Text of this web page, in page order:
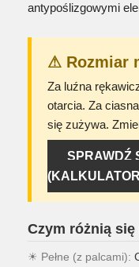
antypoślizgowymi
⚠ Rozmiar
Za luźna
otarcia. Za
się zużywa.
SPRAWDŹ
Czym różnią
☀ Pełne (z palcami):